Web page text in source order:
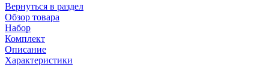
Вернуться в раздел
Обзор товара
Набор
Комплект
Описание
Характеристики